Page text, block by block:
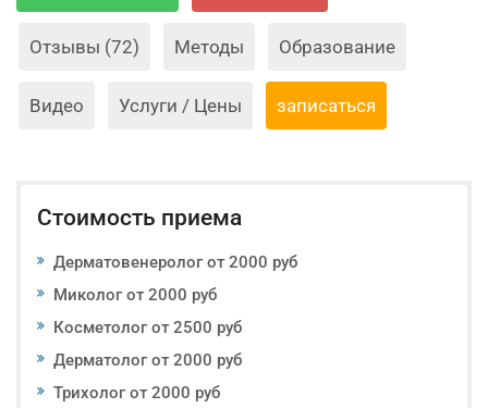
Отзывы (72) Методы Образование
Видео Услуги / Цены записаться
Стоимость приема
Дерматовенеролог от 2000 руб
Миколог от 2000 руб
Косметолог от 2500 руб
Дерматолог от 2000 руб
Трихолог от 2000 руб